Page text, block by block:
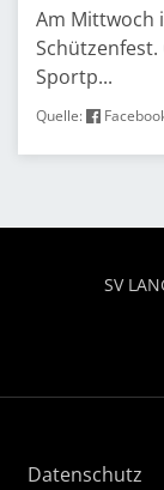
Am Mittwoch
Sportp...
Quelle:
SV
Datenschutz